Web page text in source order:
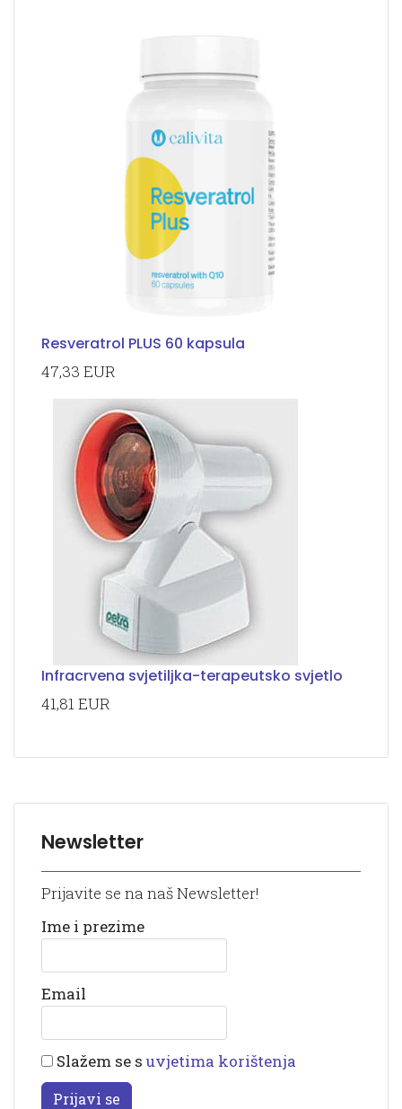
Resveratrol PLUS 60 kapsula
47,33 EUR
Infracrvena svjetiljka-terapeutsko svjetlo
41,81 EUR
Newsletter
Prijavite se na naš Newsletter!
Ime i prezime
Email
Slažem se s uvjetima korištenja
Prijavi se